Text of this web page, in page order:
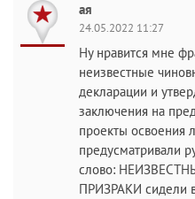
ая
24.05.2022 11:27
Ну нравится мне
неизвестные
декларации и
заключения на
проекты освоения
предусматривали
слово:
ПРИЗРАКИ сидели